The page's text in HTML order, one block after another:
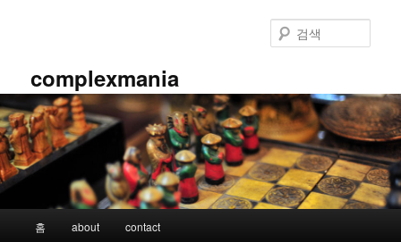
츠
로
뛰
어
넘
기
츠
로
뛰
어
넘
기
complexmania
색
홈 about contact